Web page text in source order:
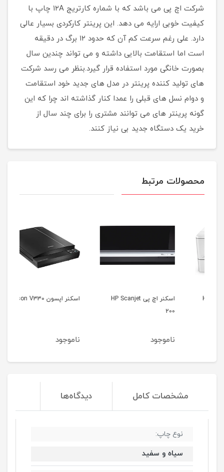
شرکت اچ پی می باشد که با شماره کارتریج ۱۲A چاپ با
کیفیت خوبی ارایه می دهد. این پرینتر کارکردی بسیار عالی
دارد. علی رغم سرعت کم آن که حدود ۱۲ برگ در دقیقه
است اما استقامت بالایی داشته و می تواند چندین سال
بصورت خانگی مورد استفاده قرار گیرد.بنظر می رسد شرکت
های تولید کننده پرینتر در مدل های جدید خود استقامت
و دوام نسل های قبلی را عمدا کنار گذاشته اند چرا که این
گونه پرینتر های می توانند مشتری را برای چند سال از
خرید یک دستگاه جدید بی نیاز کنند.
محصولات مرتبط
اسکنر اچ پی HP Scanjet
ناموجود
اسکنر اپسون Epson V330
ناموجود
مشخصات کامل دیدگاه‌ها
نوع چاپ:
سیاه و سفید